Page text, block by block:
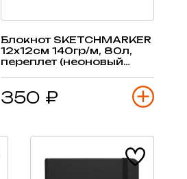
Блокнот SKETCHMARKER
12х12см 140гр/м, 80л,
переплет (неоновый
350 ₽